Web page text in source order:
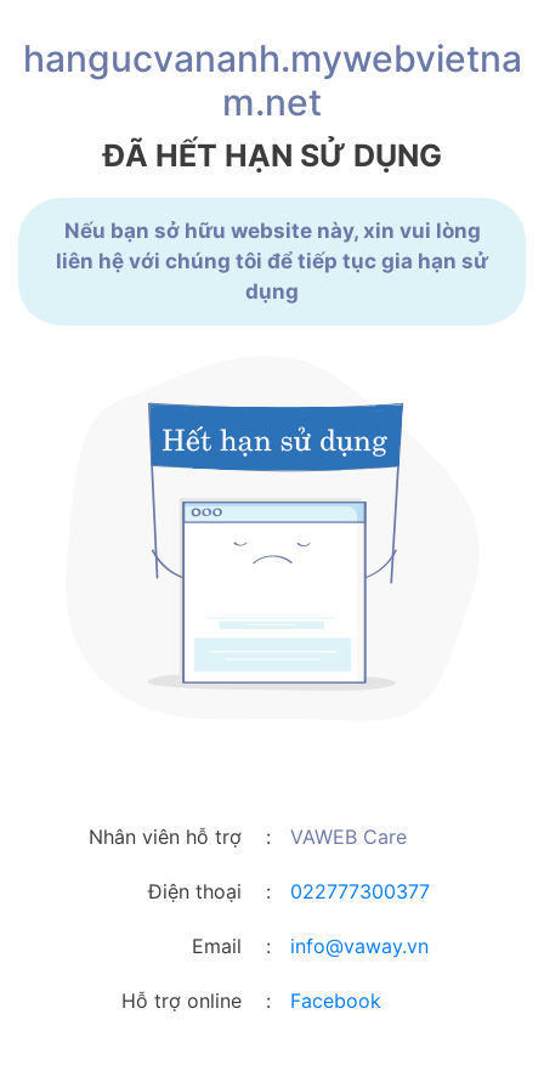
hangucvananh.mywebvietna
m.net
ĐÃ HẾT HẠN SỬ DỤNG
Nếu bạn sở hữu website này, xin vui lòng
liên hệ với chúng tôi để tiếp tục gia hạn sử
dụng
Nhân viên hỗ trợ : VAWEB Care
Điện thoại : 022777300377
Email : info@vaway.vn
Hỗ trợ online : Facebook